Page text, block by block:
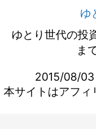
ゆ
ゆとり世代の投
ま
2015/08/03
本サイトはアフィ